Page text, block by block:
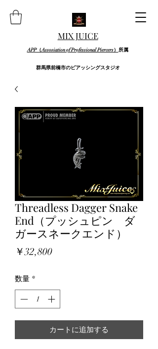
MIX JUICE
APP（Assosiation of Professional Piercers） 所属
群馬県前橋市のピアッシングスタジオ
Threadless Dagger Snake
End（プッシュピン ダ
ガースネークエンド）
￥32,800価
数量 *
カートに追加する